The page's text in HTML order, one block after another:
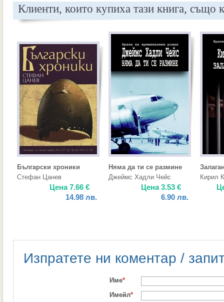
Клиенти, които купиха тази книга, също
Български хроники
Стефан Цанев
Цена7.66 €
14.98 лв.
Няма да ти се размине
Джеймс Хадли Чейс
Цена3.53 €
6.90 лв.
Кирил
Изпратете ни коментар /
Име*
Имейл*